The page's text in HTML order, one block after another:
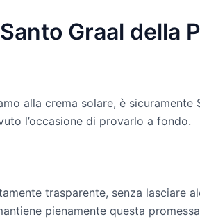
Graal della
alla crema solare, è sicuramente
l’occasione di provarlo a fondo.
trasparente, senza lasciare
pienamente questa